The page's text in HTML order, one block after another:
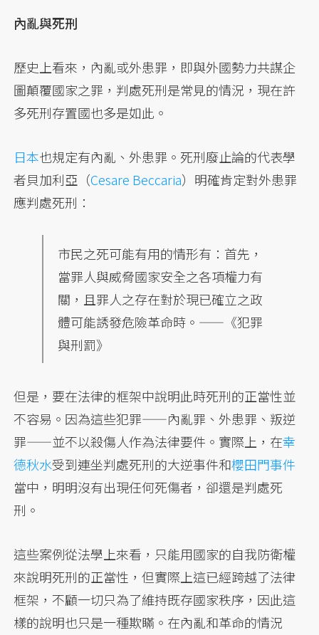
內亂與死刑
歷史上看來，內亂或外患罪，即與外國勢力共謀企
圖顛覆國家之罪，判處死刑是常見的情況，現在許
多死刑存置國也多是如此。
日本也規定有內亂、外患罪。死刑廢止論的代表學
者貝加利亞（Cesare Beccaria）明確肯定對外患罪
應判處死刑：
市民之死可能有用的情形有：首先，
當罪人與威脅國家安全之各項權力有
關，且罪人之存在對於現已確立之政
體可能誘發危險革命時。——《犯罪
與刑罰》
但是，要在法律的框架中說明此時死刑的正當性並
不容易。因為這些犯罪——內亂罪、外患罪、叛逆
罪——並不以殺傷人作為法律要件。實際上，在幸
德秋水受到連坐判處死刑的大逆事件和櫻田門事件
當中，明明沒有出現任何死傷者，卻還是判處死
刑。
這些案例從法學上來看，只能用國家的自我防衛權
來說明死刑的正當性，但實際上這已經跨越了法律
框架，不顧一切只為了維持既存國家秩序，因此這
樣的說明也只是一種欺瞞。在內亂和革命的情況